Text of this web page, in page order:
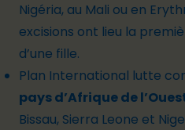
Nigéria, au Mali ou en
excisions ont lieu la
d’une fille.
Plan International lutte
pays d’Afrique de
Bissau, Sierra Leone et